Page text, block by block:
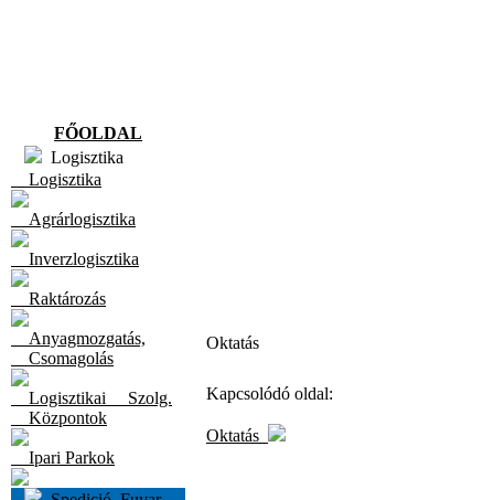
FŐOLDAL
Logisztika
Logisztika
Agrárlogisztika
Inverzlogisztika
Raktározás
Anyagmozgatás,
Csomagolás
Logisztikai Szolg.
Központok
Ipari Parkok
Oktatás
Kapcsolódó oldal:
Oktatás